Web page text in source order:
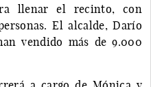
llenar el recinto, con
El alcalde, Darío
vendido más de 9.000